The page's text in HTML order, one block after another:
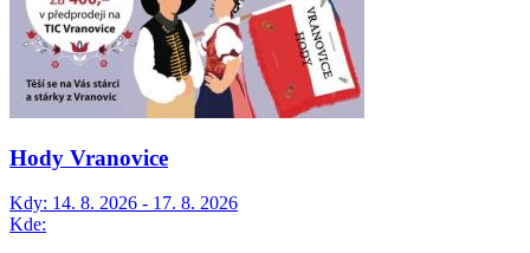
Hody Vranovice
Kdy: 14. 8. 2026 - 17. 8. 2026
Kde: